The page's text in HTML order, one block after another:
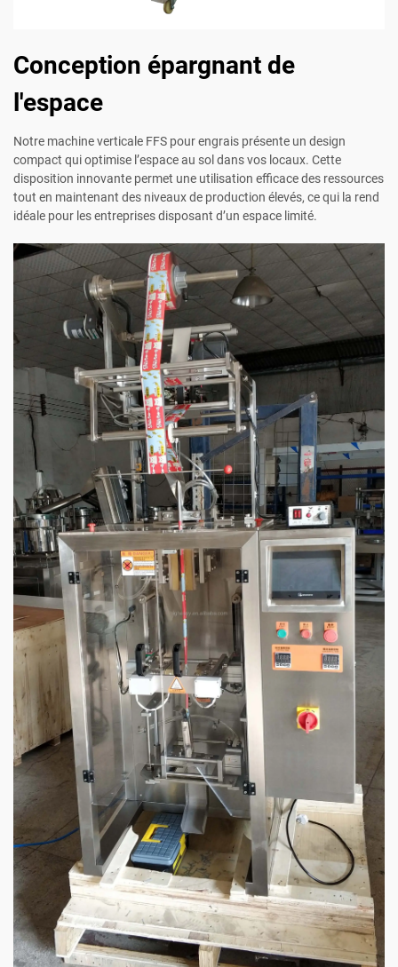
Conception épargnant de
l'espace
Notre machine verticale FFS pour engrais présente un design
compact qui optimise l’espace au sol dans vos locaux. Cette
disposition innovante permet une utilisation efficace des ressources
tout en maintenant des niveaux de production élevés, ce qui la rend
idéale pour les entreprises disposant d’un espace limité.